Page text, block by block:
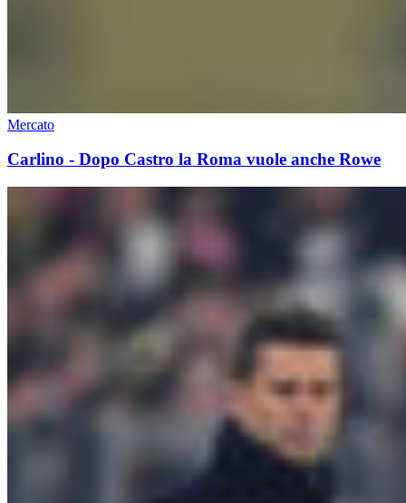
Mercato
Carlino - Dopo Castro la Roma vuole anche Rowe